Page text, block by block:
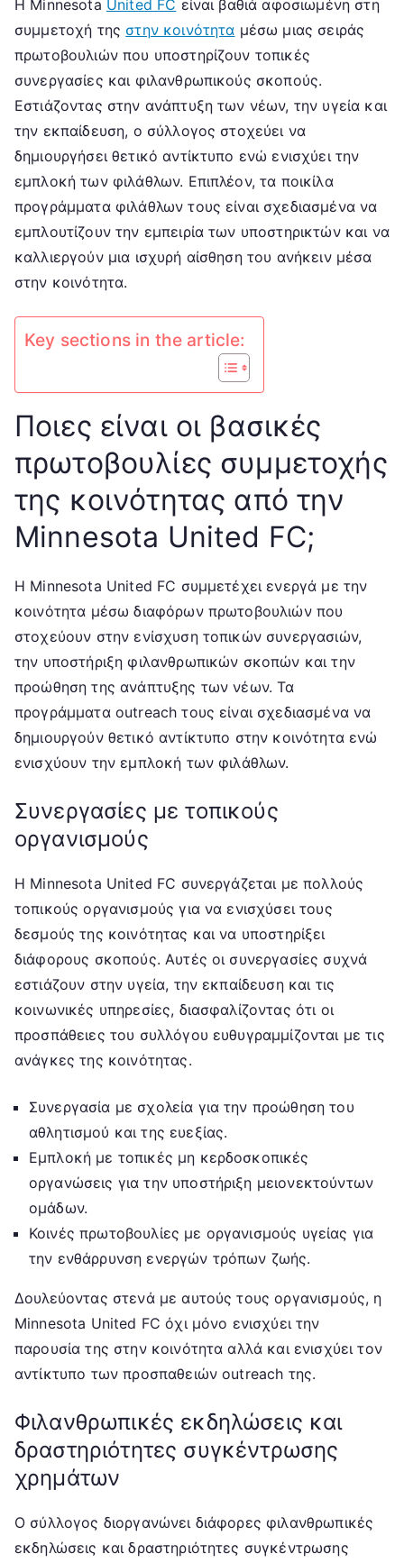
FC:
Συμμετοχή
στην
κοινότητα,
Πρωτοβουλίες
Προγράμματα
φιλάθλων
Η Minnesota United FC είναι βαθιά αφοσιωμένη στη
συμμετοχή της στην κοινότητα μέσω μιας σειράς
πρωτοβουλιών που υποστηρίζουν τοπικές
συνεργασίες και φιλανθρωπικούς σκοπούς.
Εστιάζοντας στην ανάπτυξη των νέων, την υγεία και
την εκπαίδευση, ο σύλλογος στοχεύει να
δημιουργήσει θετικό αντίκτυπο ενώ ενισχύει την
εμπλοκή των φιλάθλων. Επιπλέον, τα ποικίλα
προγράμματα φιλάθλων τους είναι σχεδιασμένα να
εμπλουτίζουν την εμπειρία των υποστηρικτών και να
καλλιεργούν μια ισχυρή αίσθηση του ανήκειν μέσα
στην κοινότητα.
Key sections in the article:
Ποιες είναι οι βασικές
πρωτοβουλίες συμμετοχής
της κοινότητας από την
Minnesota United FC;
Η Minnesota United FC συμμετέχει ενεργά με την
κοινότητα μέσω διαφόρων πρωτοβουλιών που
στοχεύουν στην ενίσχυση τοπικών συνεργασιών,
την υποστήριξη φιλανθρωπικών σκοπών και την
προώθηση της ανάπτυξης των νέων. Τα
προγράμματα outreach τους είναι σχεδιασμένα να
δημιουργούν θετικό αντίκτυπο στην κοινότητα ενώ
ενισχύουν την εμπλοκή των φιλάθλων.
Συνεργασίες με τοπικούς
οργανισμούς
Η Minnesota United FC συνεργάζεται με πολλούς
τοπικούς οργανισμούς για να ενισχύσει τους
δεσμούς της κοινότητας και να υποστηρίξει
διάφορους σκοπούς. Αυτές οι συνεργασίες συχνά
εστιάζουν στην υγεία, την εκπαίδευση και τις
κοινωνικές υπηρεσίες, διασφαλίζοντας ότι οι
προσπάθειες του συλλόγου ευθυγραμμίζονται με τις
ανάγκες της κοινότητας.
Συνεργασία με σχολεία για την προώθηση του
αθλητισμού και της ευεξίας.
Εμπλοκή με τοπικές μη κερδοσκοπικές
οργανώσεις για την υποστήριξη μειονεκτούντων
ομάδων.
Κοινές πρωτοβουλίες με οργανισμούς υγείας για
την ενθάρρυνση ενεργών τρόπων ζωής.
Δουλεύοντας στενά με αυτούς τους οργανισμούς, η
Minnesota United FC όχι μόνο ενισχύει την
παρουσία της στην κοινότητα αλλά και ενισχύει τον
αντίκτυπο των προσπαθειών outreach της.
Φιλανθρωπικές εκδηλώσεις και
δραστηριότητες συγκέντρωσης
χρημάτων
Ο σύλλογος διοργανώνει διάφορες φιλανθρωπικές
εκδηλώσεις και δραστηριότητες συγκέντρωσης